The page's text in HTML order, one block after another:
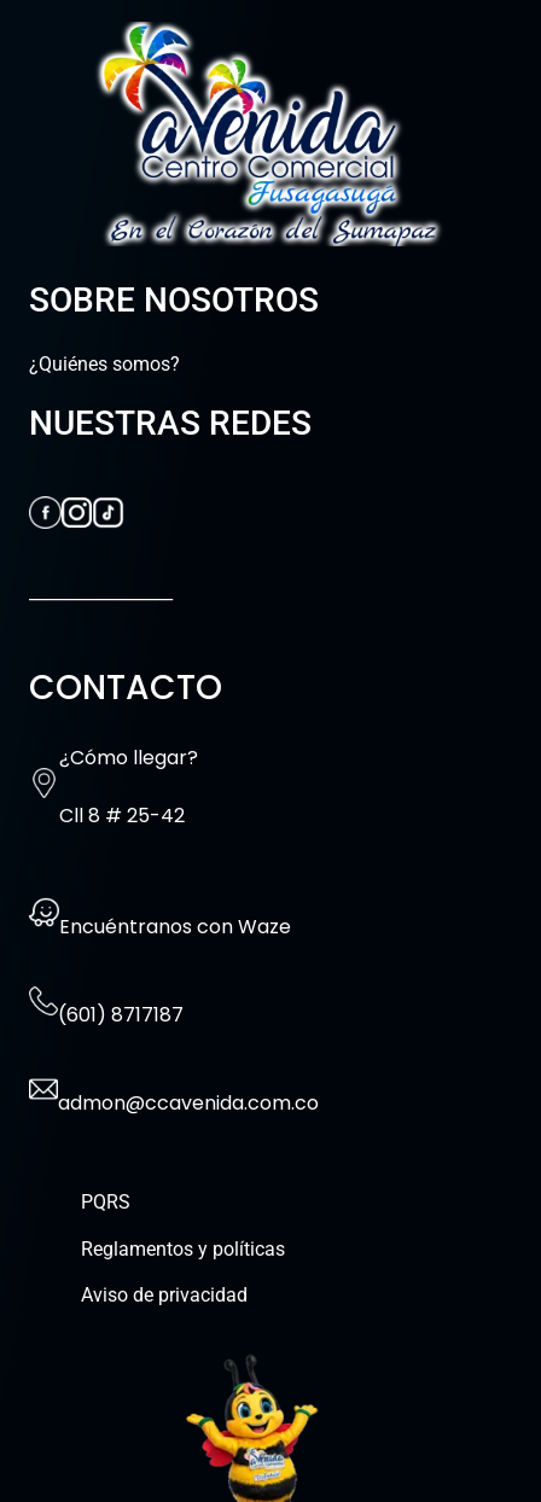
SOBRE NOSOTROS
¿Quiénes somos?
NUESTRAS REDES
CONTACTO
¿Cómo llegar?
Cll 8 # 25-42
Encuéntranos con Waze
(601) 8717187
admon@ccavenida.com.co
PQRS
Reglamentos y políticas
Aviso de privacidad